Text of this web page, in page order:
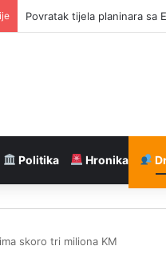
Poznati restoran zabranio
Politika Hronika
skoro tri miliona KM